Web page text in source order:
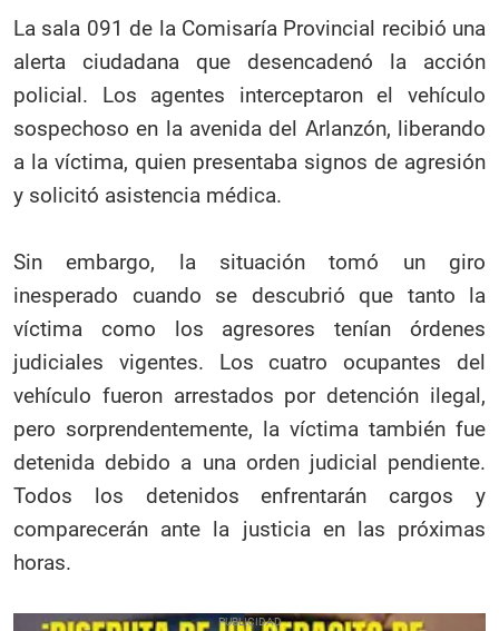
La sala 091 de la Comisaría Provincial recibió una
alerta ciudadana que desencadenó la acción
policial. Los agentes interceptaron el vehículo
sospechoso en la avenida del Arlanzón, liberando
a la víctima, quien presentaba signos de agresión
y solicitó asistencia médica.
Sin embargo, la situación tomó un giro
inesperado cuando se descubrió que tanto la
víctima como los agresores tenían órdenes
judiciales vigentes. Los cuatro ocupantes del
vehículo fueron arrestados por detención ilegal,
pero sorprendentemente, la víctima también fue
detenida debido a una orden judicial pendiente.
Todos los detenidos enfrentarán cargos y
comparecerán ante la justicia en las próximas
horas.